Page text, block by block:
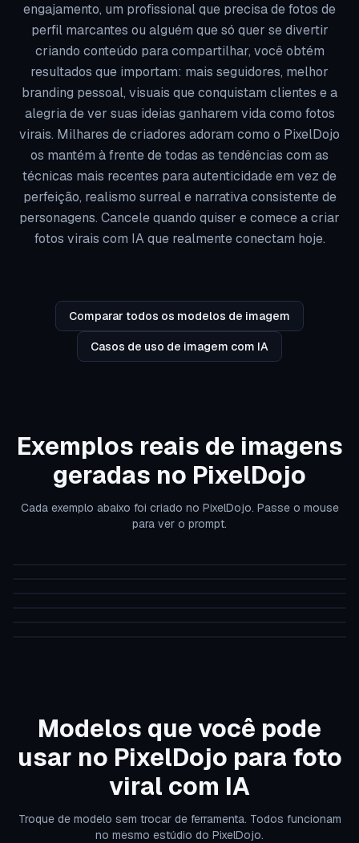
engajamento, um profissional que precisa de fotos de
perfil marcantes ou alguém que só quer se divertir
criando conteúdo para compartilhar, você obtém
resultados que importam: mais seguidores, melhor
branding pessoal, visuais que conquistam clientes e a
alegria de ver suas ideias ganharem vida como fotos
virais. Milhares de criadores adoram como o PixelDojo
os mantém à frente de todas as tendências com as
técnicas mais recentes para autenticidade em vez de
perfeição, realismo surreal e narrativa consistente de
personagens. Cancele quando quiser e comece a criar
fotos virais com IA que realmente conectam hoje.
Comparar todos os modelos de imagem
Casos de uso de imagem com IA
Exemplos reais de imagens
geradas no PixelDojo
Cada exemplo abaixo foi criado no PixelDojo. Passe o mouse
para ver o prompt.
Modelos que você pode
usar no PixelDojo para foto
viral com IA
Troque de modelo sem trocar de ferramenta. Todos funcionam
no mesmo estúdio do PixelDojo.